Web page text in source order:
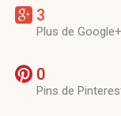
3
Plus de Google+
0
Pins de